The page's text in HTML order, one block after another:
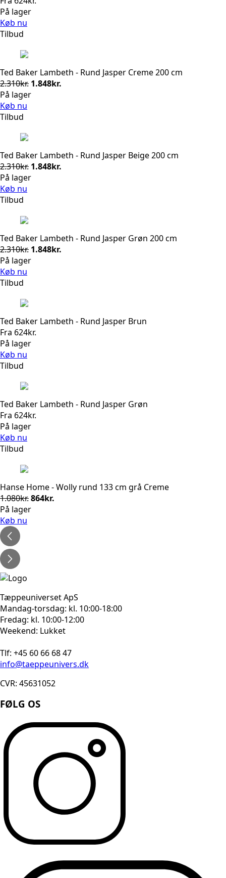
På lager
Køb nu
Tilbud
Ted Baker Lambeth - Rund Jasper Creme 200 cm
2.310kr. Den
oprindelige
1.848kr.
På lager
Køb nu
Tilbud
Ted Baker Lambeth - Rund Jasper Beige 200 cm
2.310kr. Den
oprindelige
1.848kr.
På lager
Køb nu
Tilbud
Ted Baker Lambeth - Rund Jasper Grøn 200 cm
2.310kr. Den
oprindelige
1.848kr.
På lager
Køb nu
Tilbud
Ted Baker Lambeth - Rund Jasper Brun
Fra 624kr.
På lager
Køb nu
Tilbud
Ted Baker Lambeth - Rund Jasper Grøn
Fra 624kr.
På lager
Køb nu
Tilbud
Hanse Home - Wolly rund 133 cm grå Creme
1.080kr.Den
oprindelige
864kr.
På lager
Køb nu
Tæppeuniverset ApS
Mandag-torsdag: kl. 10:00-18:00
Fredag: kl. 10:00-12:00
Weekend: Lukket
Tlf: +45 60 66 68 47
info@taeppeunivers.dk
CVR: 45631052
FØLG OS